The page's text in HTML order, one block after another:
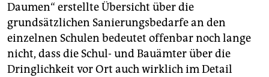
Daumen“ erstellte Übersicht über die
grundsätzlichen Sanierungsbedarfe an den
einzelnen Schulen bedeutet offenbar noch lange
nicht, dass die Schul- und Bauämter über die
Dringlichkeit vor Ort auch wirklich im Detail